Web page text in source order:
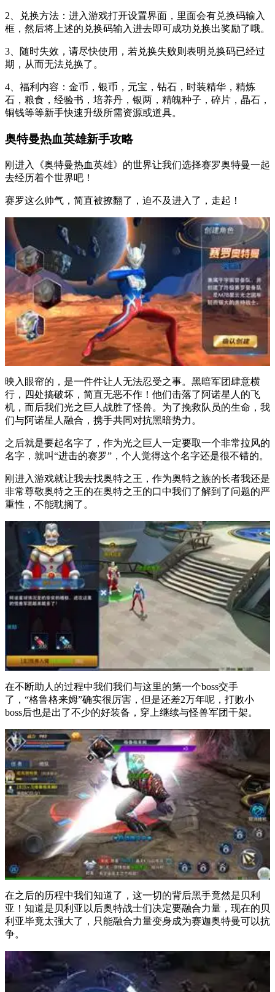
2、兑换方法：进入游戏打开设置界面，里面会有兑换码输入
框，然后将上述的兑换码输入进去即可成功兑换出奖励了哦。
3、随时失效，请尽快使用，若兑换失败则表明兑换码已经过
期，从而无法兑换了。
4、福利内容：金币，银币，元宝，钻石，时装精华，精炼
石，粮食，经验书，培养丹，银两，精魄种子，碎片，晶石，
铜钱等等新手快速升级所需资源或道具。
奥特曼热血英雄新手攻略
刚进入《奥特曼热血英雄》的世界让我们选择赛罗奥特曼一起
去经历着个世界吧！
赛罗这么帅气，简直被撩翻了，迫不及进入了，走起！
映入眼帘的，是一件件让人无法忍受之事。黑暗军团肆意横
行，四处搞破坏，简直无恶不作！他们击落了阿诺星人的飞
机，而后我们光之巨人战胜了怪兽。为了挽救队员的生命，我
们与阿诺星人融合，携手共同对抗黑暗势力。
之后就是要起名字了，作为光之巨人一定要取一个非常拉风的
名字，就叫“进击的赛罗”，个人觉得这个名字还是很不错的。
刚进入游戏就让我去找奥特之王，作为奥特之族的长者我还是
非常尊敬奥特之王的在奥特之王的口中我们了解到了问题的严
重性，不能耽搁了。
在不断助人的过程中我们我们与这里的第一个boss交手
了，“格鲁格来姆”确实很厉害，但是还差2万年呢，打败小
boss后也是出了不少的好装备，穿上继续与怪兽军团干架。
在之后的历程中我们知道了，这一切的背后黑手竟然是贝利
亚！知道是贝利亚以后奥特战士们决定要融合力量，现在的贝
利亚毕竟太强大了，只能融合力量变身成为赛迦奥特曼可以抗
争。